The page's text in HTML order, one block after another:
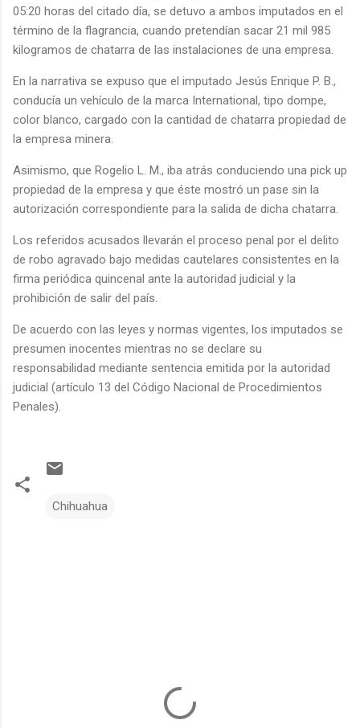
05:20 horas del citado día, se detuvo a ambos imputados en el
término de la flagrancia, cuando pretendían sacar 21 mil 985
kilogramos de chatarra de las instalaciones de una empresa.
En la narrativa se expuso que el imputado Jesús Enrique P. B.,
conducía un vehículo de la marca International, tipo dompe,
color blanco, cargado con la cantidad de chatarra propiedad de
la empresa minera.
Asimismo, que Rogelio L. M., iba atrás conduciendo una pick up
propiedad de la empresa y que éste mostró un pase sin la
autorización correspondiente para la salida de dicha chatarra.
Los referidos acusados llevarán el proceso penal por el delito
de robo agravado bajo medidas cautelares consistentes en la
firma periódica quincenal ante la autoridad judicial y la
prohibición de salir del país.
De acuerdo con las leyes y normas vigentes, los imputados se
presumen inocentes mientras no se declare su
responsabilidad mediante sentencia emitida por la autoridad
judicial (artículo 13 del Código Nacional de Procedimientos
Penales).
Chihuahua